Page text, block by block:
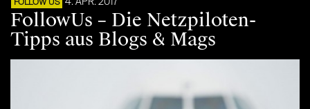
FOLLOW US
FollowUs – Die Netzpiloten-
Tipps aus Blogs & Mags